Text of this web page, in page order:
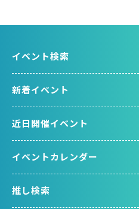
イベント検索
新着イベント
近日開催イベント
イベントカレンダー
推し検索